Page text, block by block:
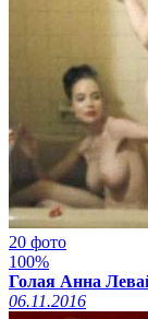
20 фото
100%
Голая Анна
06.11.2016